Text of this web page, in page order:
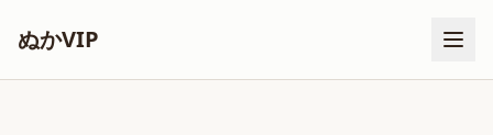
ぬかVIP